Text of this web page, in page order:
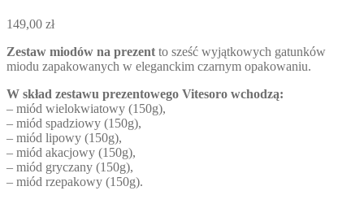
149,00 zł
Zestaw miodów na prezent to sześć wyjątkowych gatunków
miodu zapakowanych w eleganckim czarnym opakowaniu.
W skład zestawu prezentowego Vitesoro wchodzą:
– miód wielokwiatowy (150g),
– miód spadziowy (150g),
– miód lipowy (150g),
– miód akacjowy (150g),
– miód gryczany (150g),
– miód rzepakowy (150g).